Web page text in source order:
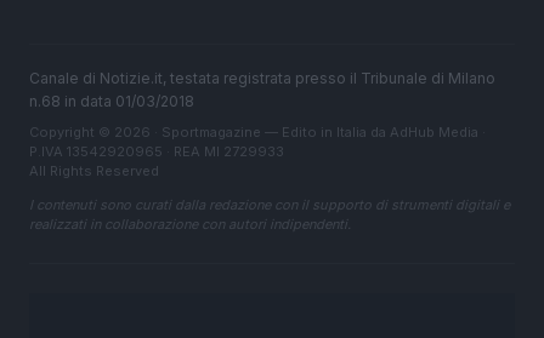
Canale di Notizie.it, testata registrata presso il Tribunale di Milano
n.68 in data 01/03/2018
Copyright © 2026 · Sportmagazine — Edito in Italia da AdHub Media
P.IVA 13542920965 · REA MI 2729933
All Rights Reserved
I contenuti sono curati dalla redazione con il supporto di strumenti digitali e
realizzati in collaborazione con autori indipendenti.